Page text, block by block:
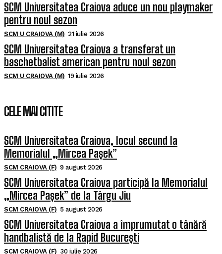
SCM Universitatea Craiova aduce un nou playmaker
pentru noul sezon
SCM U CRAIOVA (M) 21 iulie 2026
SCM Universitatea Craiova a transferat un
baschetbalist american pentru noul sezon
SCM U CRAIOVA (M) 19 iulie 2026
CELE MAI CITITE
SCM Universitatea Craiova, locul secund la
Memorialul „Mircea Pașek”
SCM CRAIOVA (F) 9 august 2026
SCM Universitatea Craiova participă la Memorialul
„Mircea Pașek” de la Târgu Jiu
SCM CRAIOVA (F) 5 august 2026
SCM Universitatea Craiova a împrumutat o tânără
handbalistă de la Rapid București
SCM CRAIOVA (F) 30 iulie 2026